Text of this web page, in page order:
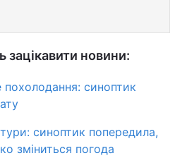
новини:
похолодання: синоптик
синоптик попередила,
зміниться погода